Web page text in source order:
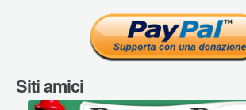
Siti amici